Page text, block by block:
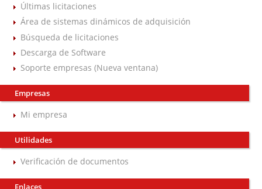
Últimas licitaciones
Área de sistemas dinámicos de adquisición
Búsqueda de licitaciones
Descarga de Software
Soporte empresas (Nueva ventana)
Empresas
Mi empresa
Utilidades
Verificación de documentos
Enlaces